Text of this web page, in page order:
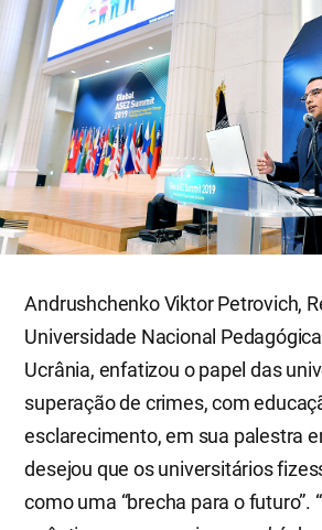
Andrushchenko Viktor Petrovich,
Universidade Nacional
Ucrânia, enfatizou o papel das
superação de crimes, com
esclarecimento, em sua palestra
desejou que os universitários
como uma “brecha para o futuro”.